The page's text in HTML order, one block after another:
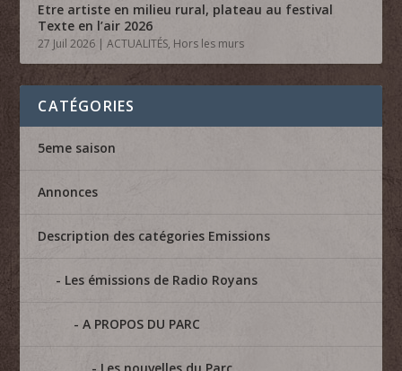
Etre artiste en milieu rural, plateau au festival
Texte en l’air 2026
27 Juil 2026 |ACTUALITÉS, Hors les murs
CATÉGORIES
5eme saison
Annonces
Description des catégories Emissions
Les émissions de Radio Royans
A PROPOS DU PARC